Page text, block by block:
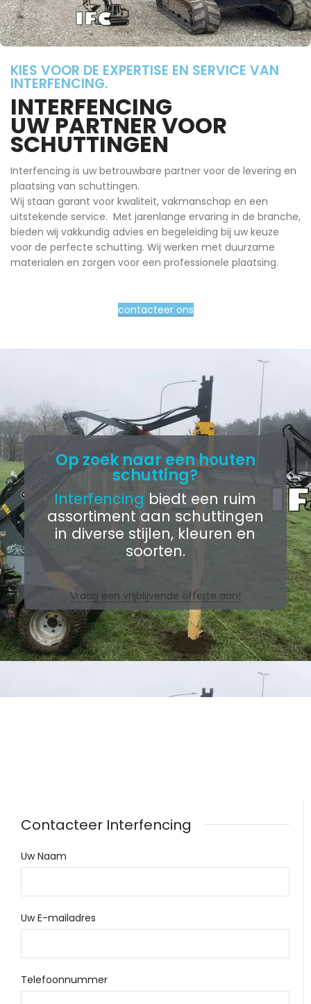
KIES VOOR DE EXPERTISE EN SERVICE VAN
INTERFENCING.
INTERFENCING
UW PARTNER VOOR
SCHUTTINGEN
Interfencing is uw betrouwbare partner voor de levering en
plaatsing van schuttingen.
Wij staan garant voor kwaliteit, vakmanschap en een
uitstekende service. Met jarenlange ervaring in de branche,
bieden wij vakkundig advies en begeleiding bij uw keuze
voor de perfecte schutting. Wij werken met duurzame
materialen en zorgen voor een professionele plaatsing.
contacteer ons
Op zoek naar een houten
schutting?
Interfencing biedt een ruim
assortiment aan schuttingen
in diverse stijlen, kleuren en
soorten.
Vraag een vrijblijvende offerte aan!
Contacteer Interfencing
Uw Naam
Uw E-mailadres
Telefoonnummer